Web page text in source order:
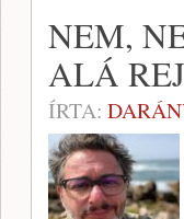
NEM,
ALÁ
ÍRTA: